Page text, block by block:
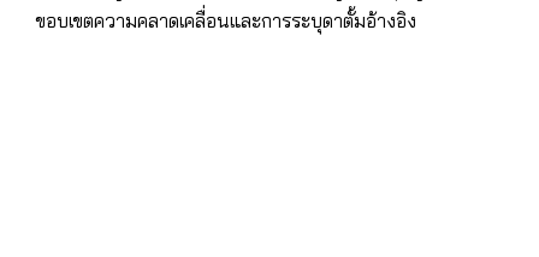
ขอบเขตความคลาดเคลื่อนและการระบุดาตั้มอ้างอิง